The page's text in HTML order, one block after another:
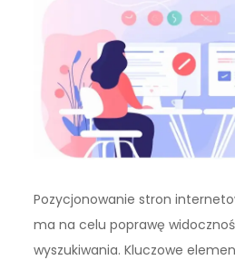
Pozycjonowanie stron
ma na celu poprawę
wyszukiwania. Kluczowe